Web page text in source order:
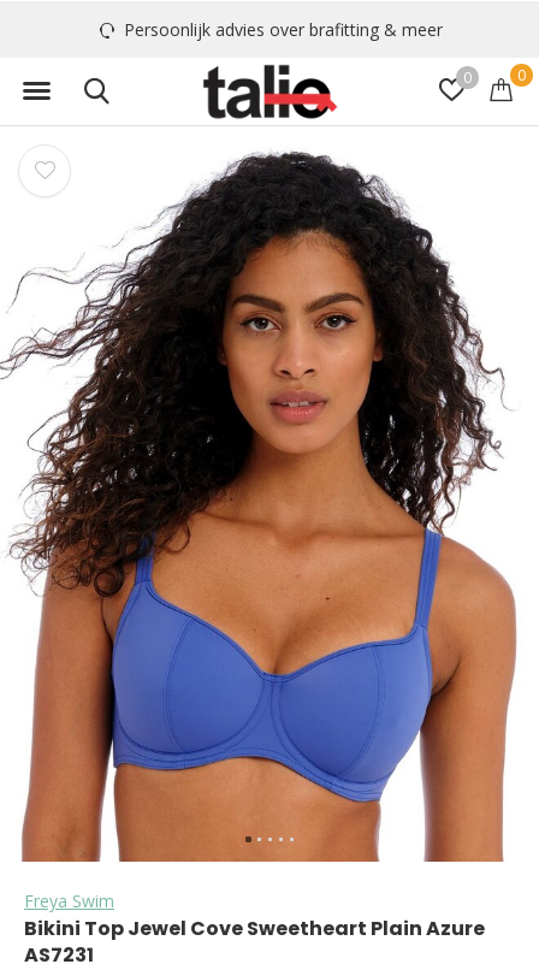
0 0
Persoonlijk advies over brafitting & meer
Freya Swim
Bikini Top Jewel Cove Sweetheart Plain Azure
AS7231